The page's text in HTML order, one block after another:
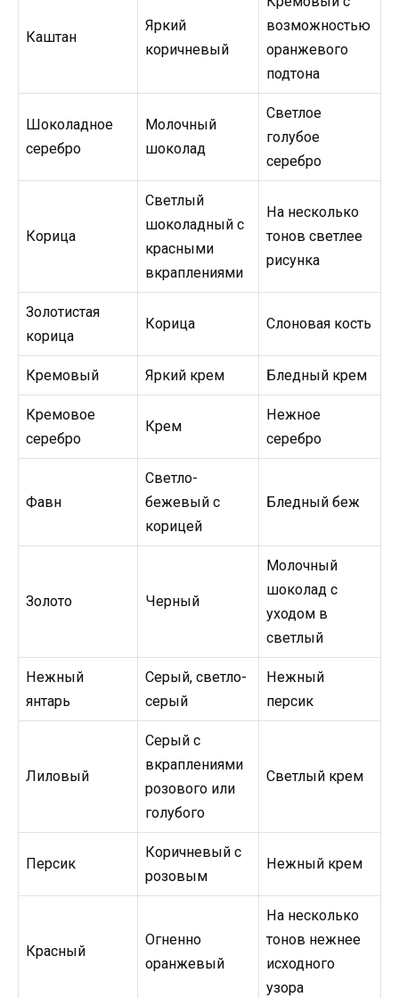
Каштан
Яркий
коричневый
возможностью
оранжевого
подтона
Шоколадное
серебро
Молочный
шоколад
Светлое
голубое
серебро
Корица
Светлый
шоколадный с
красными
вкраплениями
На несколько
тонов светлее
рисунка
Золотистая
корица
Корица Слоновая кость
Кремовый Яркий крем Бледный крем
Кремовое
серебро
Крем
Нежное
серебро
Фавн
Светло-
бежевый с
корицей
Бледный беж
Золото Черный
Молочный
шоколад с
уходом в
светлый
Нежный
янтарь
Серый, светло-
серый
Нежный
персик
Лиловый
Серый с
вкраплениями
розового или
голубого
Светлый крем
Персик
Коричневый с
розовым
Нежный крем
Красный
Огненно
оранжевый
На несколько
тонов нежнее
исходного
узора